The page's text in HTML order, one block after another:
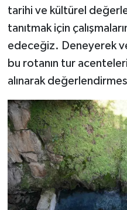
tarihi ve kültürel
tanıtmak için
edeceğiz. Deneyerek ve
bu rotanın tur
alınarak